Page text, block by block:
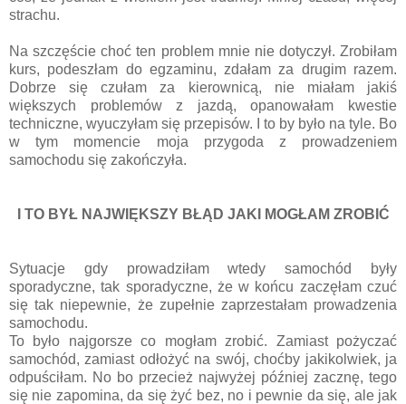
strachu.
Na szczęście choć ten problem mnie nie dotyczył. Zrobiłam
kurs, podeszłam do egzaminu, zdałam za drugim razem.
Dobrze się czułam za kierownicą, nie miałam jakiś
większych problemów z jazdą, opanowałam kwestie
techniczne, wyuczyłam się przepisów. I to by było na tyle. Bo
w tym momencie moja przygoda z prowadzeniem
samochodu się zakończyła.
I TO BYŁ NAJWIĘKSZY BŁĄD JAKI MOGŁAM ZROBIĆ
Sytuacje gdy prowadziłam wtedy samochód były
sporadyczne, tak sporadyczne, że w końcu zaczęłam czuć
się tak niepewnie, że zupełnie zaprzestałam prowadzenia
samochodu.
To było najgorsze co mogłam zrobić. Zamiast pożyczać
samochód, zamiast odłożyć na swój, choćby jakikolwiek, ja
odpuściłam. No bo przecież najwyżej później zacznę, tego
się nie zapomina, da się żyć bez, no i pewnie da się, ale jak